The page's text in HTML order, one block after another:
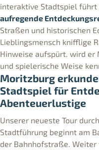
interaktive Stadtspiel führt
aufregende
Straßen und historischen
Lieblingsmensch knifflige
Hinweise aufspürt. wird er
und spielerische Weise
Moritzburg
Stadtspiel für
Abenteuerlustige
Unserer neueste Tour
Stadtführung beginnt am
der Bahnhofstraße.